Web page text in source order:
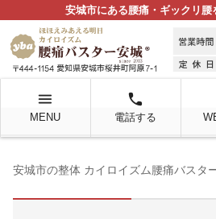
安城市にある腰痛・ギックリ腰
menu
MENU
local_phone
電話する
安城市の整体 カイロイズム腰痛バスタ